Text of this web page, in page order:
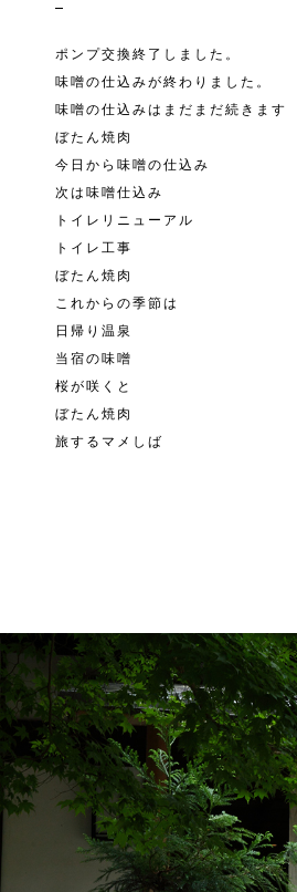
ポンプ交換終了しました。
味噌の仕込みが終わりました。
味噌の仕込みはまだまだ続きます
ぼたん焼肉
今日から味噌の仕込み
次は味噌仕込み
トイレリニューアル
トイレ工事
ぼたん焼肉
これからの季節は
日帰り温泉
当宿の味噌
桜が咲くと
ぼたん焼肉
旅するマメしば